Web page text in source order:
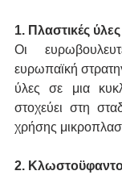
1. Πλαστικές ύλες
Οι
ευρωπαϊκή
ύλες σε μια
στοχεύει στη
χρήσης
2.